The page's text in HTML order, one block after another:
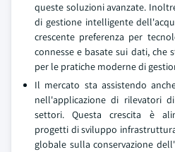
queste soluzioni avanzate.
di gestione intelligente
crescente preferenza per
connesse e basate sui dati, che
per le pratiche moderne di
Il mercato sta assistendo
nell'applicazione di rilevatori
settori. Questa crescita è
progetti di sviluppo
globale sulla conservazione